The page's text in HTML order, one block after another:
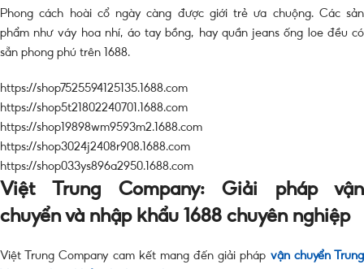
Phong cách hoài cổ ngày càng được giới trẻ ưa chuộng. Các sản
phẩm như váy hoa nhí, áo tay bồng, hay quần jeans ống loe đều có
sẵn phong phú trên 1688.
https://shop7525594125135.1688.com
https://shop5t21802240701.1688.com
https://shop19898wm9593m2.1688.com
https://shop3024j2408r908.1688.com
https://shop033ys896a2950.1688.com
Việt Trung Company: Giải pháp vận
chuyển và nhập khẩu 1688 chuyên nghiệp
Việt Trung Company cam kết mang đến giải pháp vận chuyển Trung